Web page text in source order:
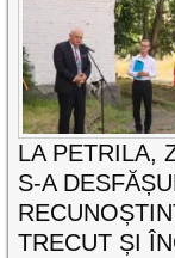
LA PETRILA,
S-A
TRECUT ȘI